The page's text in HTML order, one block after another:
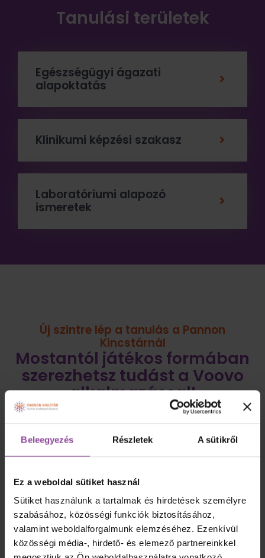
Beleegyezés Részletek A sütikről
Ez a weboldal sütiket használ
Sütiket használunk a tartalmak és hirdetések személyre
szabásához, közösségi funkciók biztosításához,
valamint weboldalforgalmunk elemzéséhez. Ezenkívül
közösségi média-, hirdető- és elemező partnereinkkel
Tanulási területek
Egészségügyi ágazati
alapoktatás
Klinikumi képzési szakasz
Laboratóriumi alapozó
ismeretek
Új szintre lép a tanulás a Pannon
Kincstárnál
Mostantól játékos formában
szerezhetsz tudást a Voovo
alkalmazással!